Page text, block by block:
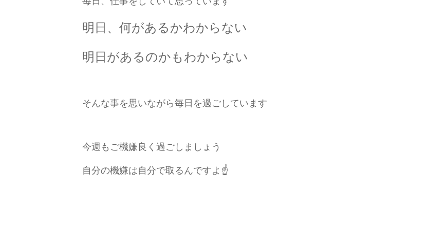
明日、何があるかわからない
明日があるのかもわからない
そんな事を思いながら毎日を過ごしています
今週もご機嫌良く過ごしましょう
自分の機嫌は自分で取るんですよ☝️